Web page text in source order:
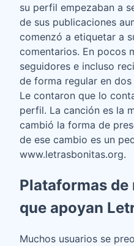
su perfil empezaban a
de sus publicaciones
comenzó a etiquetar a
comentarios. En pocos
seguidores e incluso
de forma regular en
Le contaron que lo
perfil. La canción es la
cambió la forma de
de ese cambio es un
www.letrasbonitas.org.
Plataformas de
que apoyan
Muchos usuarios se